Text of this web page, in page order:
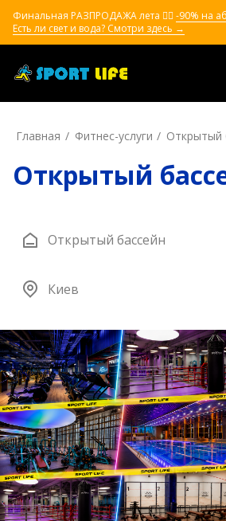
Финальная РАЗПРОДАЖА лета ❤️‍🔥 -90% на
Есть ли свет и вода? Смотри здесь →
Главная Фитнес-услуги Открытый
Открытый
Открытый бассейн
Киев